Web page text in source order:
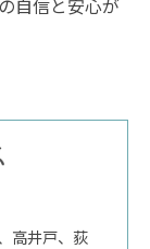
自信と安心が
高井戸、荻